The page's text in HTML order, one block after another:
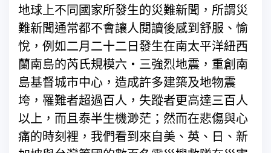
地球上不同國家所發生的災難新聞，所謂災
難新聞通常都不會讓人閱讀後感到舒服、愉
悅，例如二月二十二日發生在南太平洋紐西
蘭南島的芮氏規模六‧三強烈地震，重創南
島基督城市中心，造成許多建築及地物震
垮，罹難者超過百人，失蹤者更高達三百人
以上，而且泰半生機渺茫；然而在悲傷與心
痛的時刻裡，我們看到來自美、英、日、新